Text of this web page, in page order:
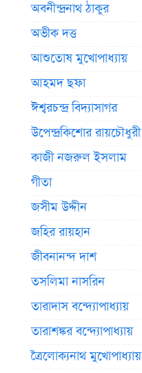
অবনীন্দ্রনাথ ঠাকুর
অভীক দত্ত
আশুতোষ মুখোপাধ্যায়
আহমদ ছফা
ঈশ্বরচন্দ্র বিদ্যাসাগর
উপেন্দ্রকিশোর রায়চৌধুরী
কাজী নজরুল ইসলাম
গীতা
জসীম উদ্দীন
জহির রায়হান
জীবনানন্দ দাশ
তসলিমা নাসরিন
তারাদাস বন্দ্যোপাধ্যায়
তারাশঙ্কর বন্দ্যোপাধ্যায়
ত্রৈলোক্যনাথ মুখোপাধ্যায়